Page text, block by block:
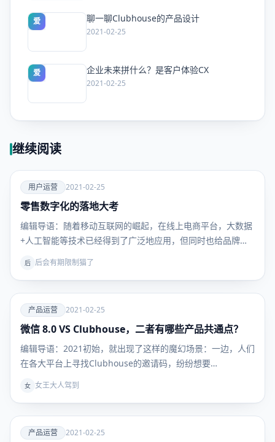
爱 聊一聊Clubhouse的产品设计
2021-02-25
爱 企业未来拼什么？是客户体验CX
2021-02-25
继续阅读
爱
用户运
营
用户运营 2021-02-25
零售数字化的落地大考
编辑导语：随着移动互联网的崛起，在线上电商平台，大数据
+人工智能等技术已经得到了广泛地应用，但同时也给品牌商
后 后会有期限制猫了
爱
产品运
营
产品运营 2021-02-25
微信 8.0 VS Clubhouse，二者有哪些产品共通点？
编辑导语：2021初始，就出现了这样的魔幻场景：一边，人们
在各大平台上寻找Clubhouse的邀请码，纷纷想要…
女 女王大人驾到
爱
产品运营 2021-02-25